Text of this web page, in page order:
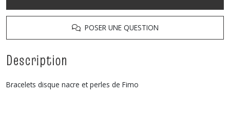
POSER UNE QUESTION
Description
Bracelets disque nacre et perles de Fimo